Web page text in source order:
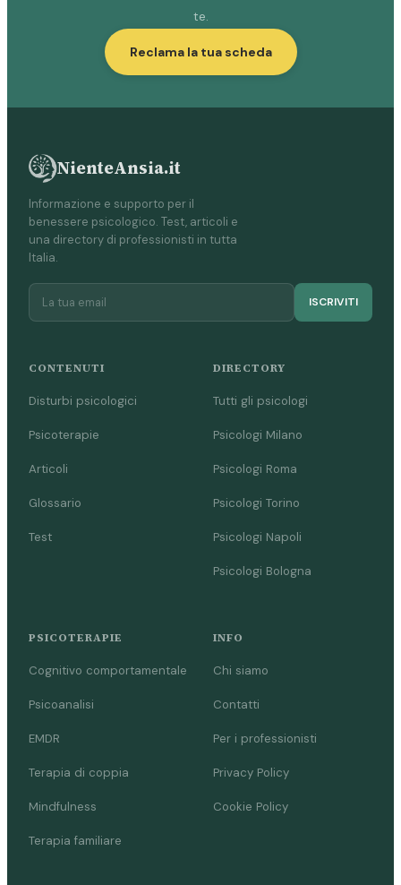
te.
Reclama la tua scheda
NienteAnsia.it
Informazione e supporto per il
benessere psicologico. Test, articoli e
una directory di professionisti in tutta
Italia.
ISCRIVITI
CONTENUTI
Disturbi psicologici
Psicoterapie
Articoli
Glossario
Test
DIRECTORY
Tutti gli psicologi
Psicologi Milano
Psicologi Roma
Psicologi Torino
Psicologi Napoli
Psicologi Bologna
PSICOTERAPIE
Cognitivo comportamentale
Psicoanalisi
EMDR
Terapia di coppia
Mindfulness
Terapia familiare
INFO
Chi siamo
Contatti
Per i professionisti
Privacy Policy
Cookie Policy